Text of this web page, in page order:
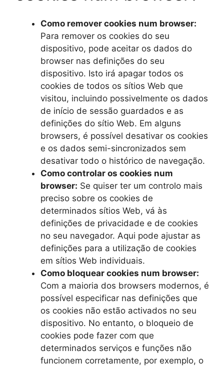
Como remover cookies num browser:
Para remover os cookies do seu
dispositivo, pode aceitar os dados do
browser nas definições do seu
dispositivo. Isto irá apagar todos os
cookies de todos os sítios Web que
visitou, incluindo possivelmente os dados
de início de sessão guardados e as
definições do sítio Web. Em alguns
browsers, é possível desativar os cookies
e os dados semi-sincronizados sem
desativar todo o histórico de navegação.
Como controlar os cookies num
browser: Se quiser ter um controlo mais
preciso sobre os cookies de
determinados sítios Web, vá às
definições de privacidade e de cookies
no seu navegador. Aqui pode ajustar as
definições para a utilização de cookies
em sítios Web individuais.
Como bloquear cookies num browser:
Com a maioria dos browsers modernos, é
possível especificar nas definições que
os cookies não estão activados no seu
dispositivo. No entanto, o bloqueio de
cookies pode fazer com que
determinados serviços e funções não
funcionem corretamente, por exemplo, o